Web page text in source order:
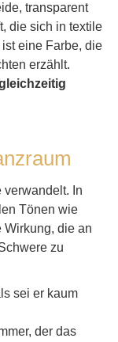
transparent
die sich in textile
eine Farbe, die
erzählt.
verwandelt. In
Tönen wie
Wirkung, die an
zu
sei er kaum
der das